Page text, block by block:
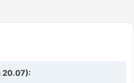
20.07):